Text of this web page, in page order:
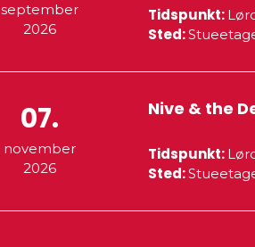
september
2026
Tidspunkt:
Sted:
07.
november
2026
Nive & the
Tidspunkt:
Sted: